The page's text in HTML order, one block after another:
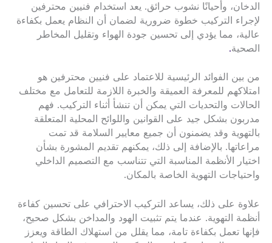
الدخان، وأحيانًا نشوب حرائق. يعد استخدام فنيين محترفين
لإجراء التركيب خطوة ضرورية لضمان أن النظام يعمل بكفاءة
عالية، مما يؤدي إلى تحسين جودة الهواء وتقليل المخاطر
الصحية.
من بين الفوائد الرئيسية للاعتماد على فنيين محترفين هو
امتلاكهم للمعرفة العميقة والخبرة اللازمة للتعامل مع مختلف
الحالات والتحديات التي يمكن أن تنشأ أثناء التركيب. فهم
مدربون بشكل جيد على القوانين واللوائح المحلية المتعلقة
بالتهوية وقد يضمنون أن جميع معايير السلامة قد تمت
مراعاتها. بالإضافة إلى ذلك، يمكنهم تقديم المشورة بشأن
اختيار الأنظمة المناسبة التي تتناسب مع التصميم الداخلي
واحتياجات التهوية الخاصة بالمكان.
علاوة على ذلك، يساعد التركيب الاحترافي على تحسين كفاءة
أنظمة التهوية. عندما يتم تثبيت الهود والمداخن بشكل صحيح،
فإنها تعمل بكفاءة تامة، مما يقلل من استهلاك الطاقة ويعزز